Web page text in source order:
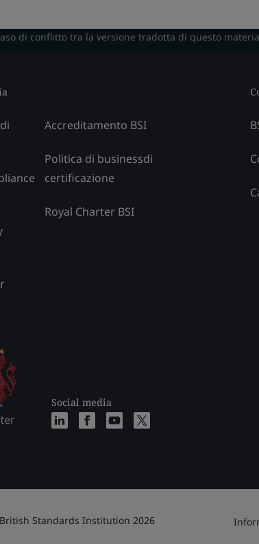
di conflitto tra la versione tradotta di questo
Accreditamento BSI
Politica di businessdi
certificazione
Royal Charter BSI
Social media
Standards Institution 2026